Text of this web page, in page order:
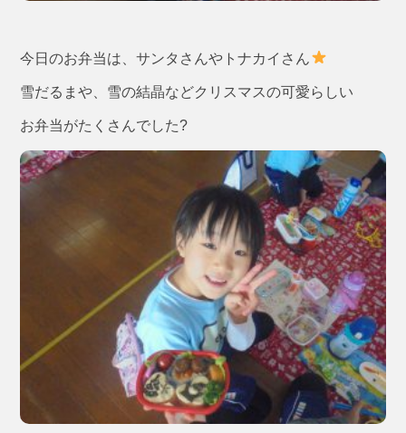
今日のお弁当は、サンタさんやトナカイさん
雪だるまや、雪の結晶などクリスマスの可愛らしい
お弁当がたくさんでした?